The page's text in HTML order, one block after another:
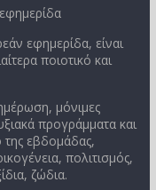
εφημερίδα, είναι
ποιοτικό και
μόνιμες
προγράμματα και
εβδομάδας,
πολιτισμός,
ζώδια.